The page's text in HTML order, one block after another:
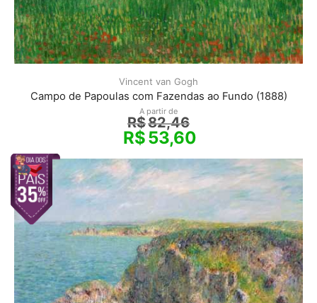
Vincent van Gogh
Campo de Papoulas com Fazendas ao Fundo (1888)
A partir de
R$82,46
R$53,60